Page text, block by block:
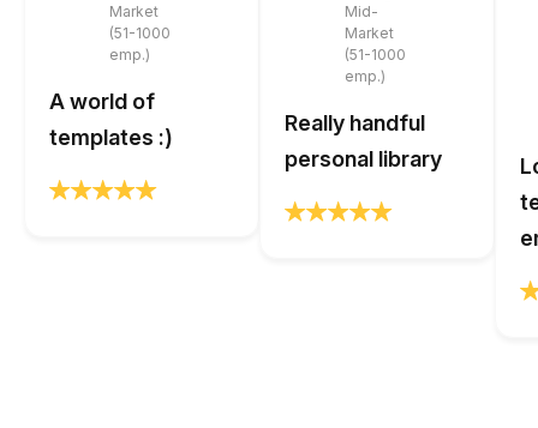
Market
(51-1000
emp.)
A world of
templates :)
Mid-
Market
(51-1000
emp.)
Really handful
personal library